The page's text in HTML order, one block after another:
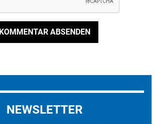
KOMMENTAR ABSENDEN
NEWSLETTER